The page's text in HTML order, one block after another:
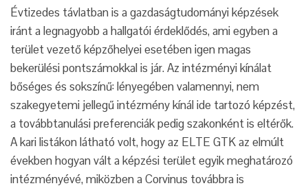
Évtizedes távlatban is a gazdaságtudományi képzések
iránt a legnagyobb a hallgatói érdeklődés, ami egyben a
terület vezető képzőhelyei esetében igen magas
bekerülési pontszámokkal is jár. Az intézményi kínálat
bőséges és sokszínű: lényegében valamennyi, nem
szakegyetemi jellegű intézmény kínál ide tartozó képzést,
a továbbtanulási preferenciák pedig szakonként is eltérők.
A kari listákon látható volt, hogy az ELTE GTK az elmúlt
években hogyan vált a képzési terület egyik meghatározó
intézményévé, miközben a Corvinus továbbra is